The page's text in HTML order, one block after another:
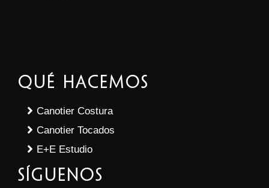
Qué Hacemos
Canotier Costura
Canotier Tocados
E+E Estudio
SÍGUENOS